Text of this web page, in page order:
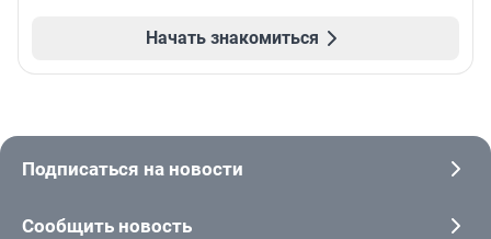
Начать знакомиться
Подписаться на новости
Сообщить новость